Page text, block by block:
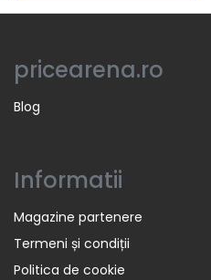
pricearena.ro
Blog
Informatii
Magazine partenere
Termeni și condiții
Politica de cookie